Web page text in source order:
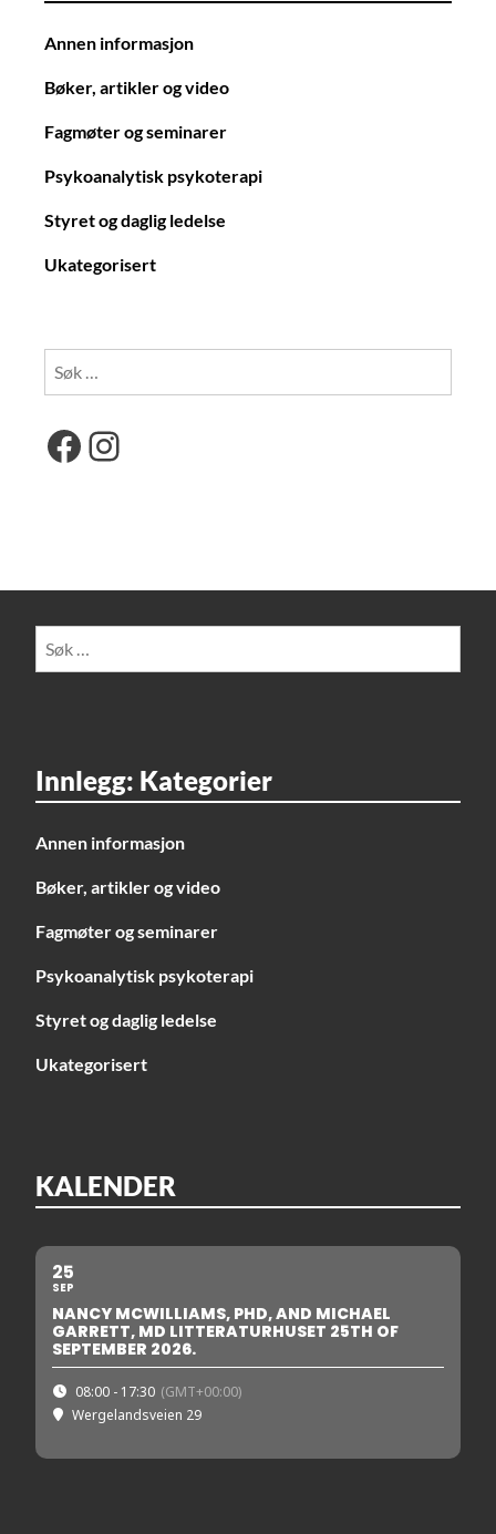
Annen informasjon
Bøker, artikler og video
Fagmøter og seminarer
Psykoanalytisk psykoterapi
Styret og daglig ledelse
Ukategorisert
Facebook
Instagram
Innlegg: Kategorier
Annen informasjon
Bøker, artikler og video
Fagmøter og seminarer
Psykoanalytisk psykoterapi
Styret og daglig ledelse
Ukategorisert
KALENDER
25
SEP
NANCY MCWILLIAMS, PHD, AND MICHAEL
GARRETT, MD LITTERATURHUSET 25TH OF
SEPTEMBER 2026.
08:00 - 17:30 (GMT+00:00)
Wergelandsveien 29